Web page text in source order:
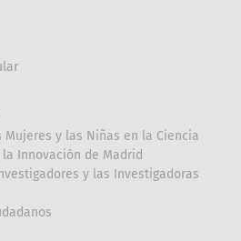
y las Niñas en la Ciencia
Innovación de Madrid
y las Investigadoras